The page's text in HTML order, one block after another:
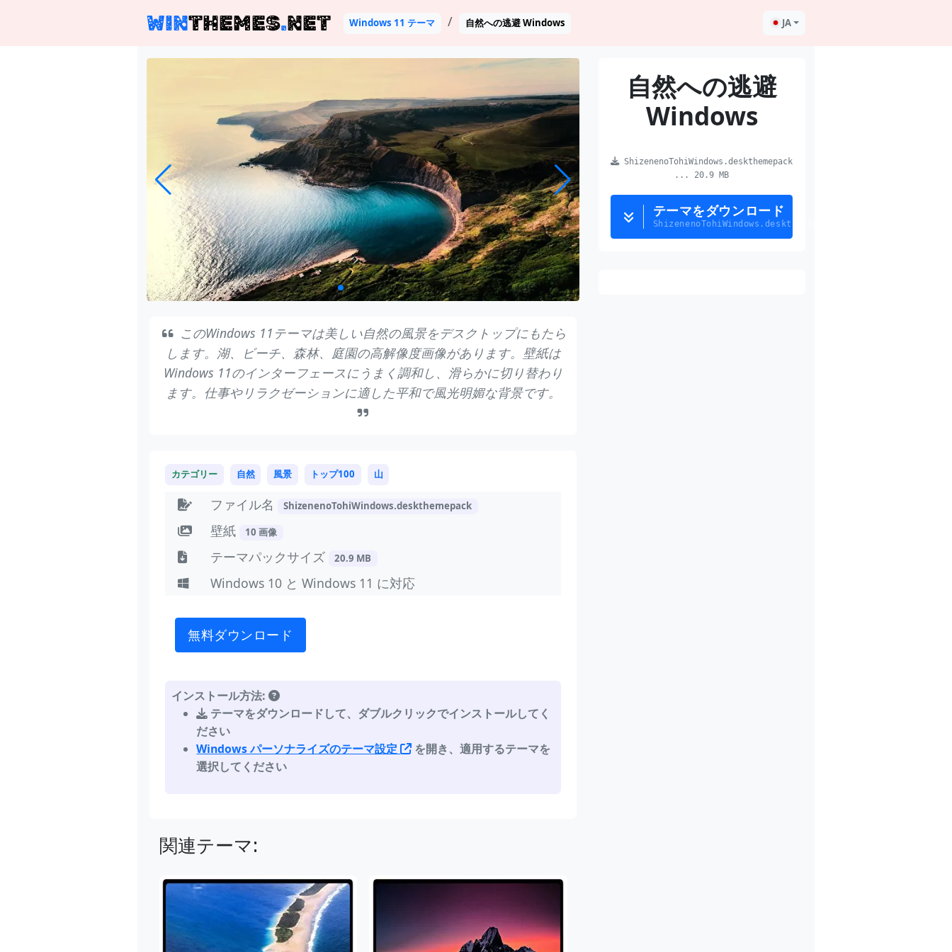
WINTHEMES.NET Windows 11 テーマ 自然への逃避 Windows JA
このWindows 11テーマは美しい自然の風景をデスクトップにもたら
します。湖、ビーチ、森林、庭園の高解像度画像があります。壁紙は
Windows 11のインターフェースにうまく調和し、滑らかに切り替わり
ます。仕事やリラクゼーションに適した平和で風光明媚な背景です。
カテゴリー 自然 風景 トップ100 山
ファイル名 ShizenenoTohiWindows.deskthemepack
壁紙 10 画像
テーマパックサイズ 20.9 MB
Windows 10 と Windows 11 に対応
無料ダウンロード
インストール方法:
テーマをダウンロードして、ダブルクリックでインストールしてく
ださい
Windows パーソナライズのテーマ設定
を開き、適用するテーマを
選択してください
関連テーマ:
自然への逃避
Windows
ShizenenoTohiWindows.deskthemepack
... 20.9 MB
テーマをダウンロード
ShizenenoTohiWindows.deskthemepack